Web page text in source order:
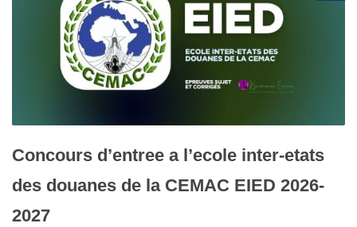
Concours d’entree a l’ecole inter-etats
des douanes de la CEMAC EIED 2026-
2027